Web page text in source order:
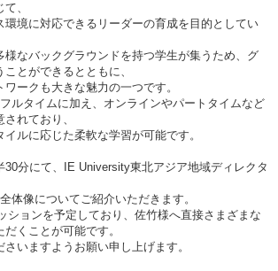
、
環境に対応できるリーダーの育成を目的としてい
様なバックグラウンドを持つ学生が集うため、グ
とができるとともに、
ークも大きな魅力の一つです。
ルタイムに加え、オンラインやパートタイムなど
れており、
ルに応じた柔軟な学習が可能です。
30分にて、IE University東北アジア地域ディレクタ
体像についてご紹介いただきます。
ションを予定しており、佐竹様へ直接さまざまな
くことが可能です。
いますようお願い申し上げます。